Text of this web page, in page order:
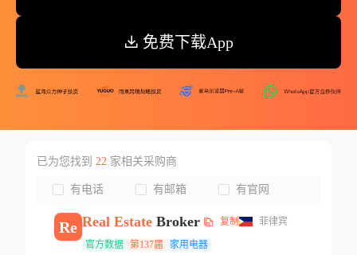
免费下载App
已为您找到 22家相关采购商
有电话 有邮箱 有官网
Re Real EstateBroker 复制 菲律宾
官方数据 第137届 家用电器